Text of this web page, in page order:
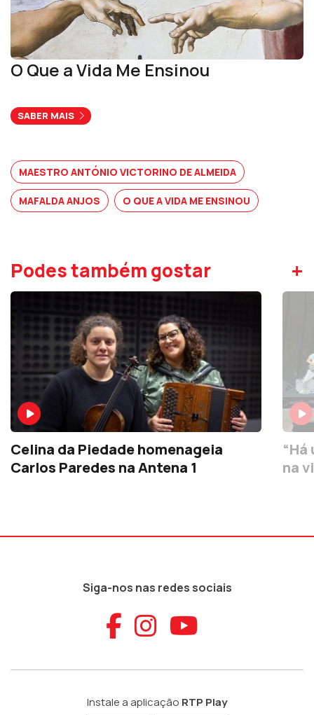
O Que a Vida Me Ensinou
SABER MAIS
MAESTRO ANTÓNIO VICTORINO DE ALMEIDA
MAFALDA ANJOS O QUE A VIDA ME ENSINOU
Podes também gostar +
Celina da Piedade homenageia
Carlos Paredes na Antena 1
na
Siga-nos nas redes sociais
Aceder ao
Aceder ao
Aceder
Instale a aplicação RTP Play